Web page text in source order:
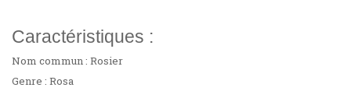
Caractéristiques :
Nom commun : Rosier
Genre : Rosa